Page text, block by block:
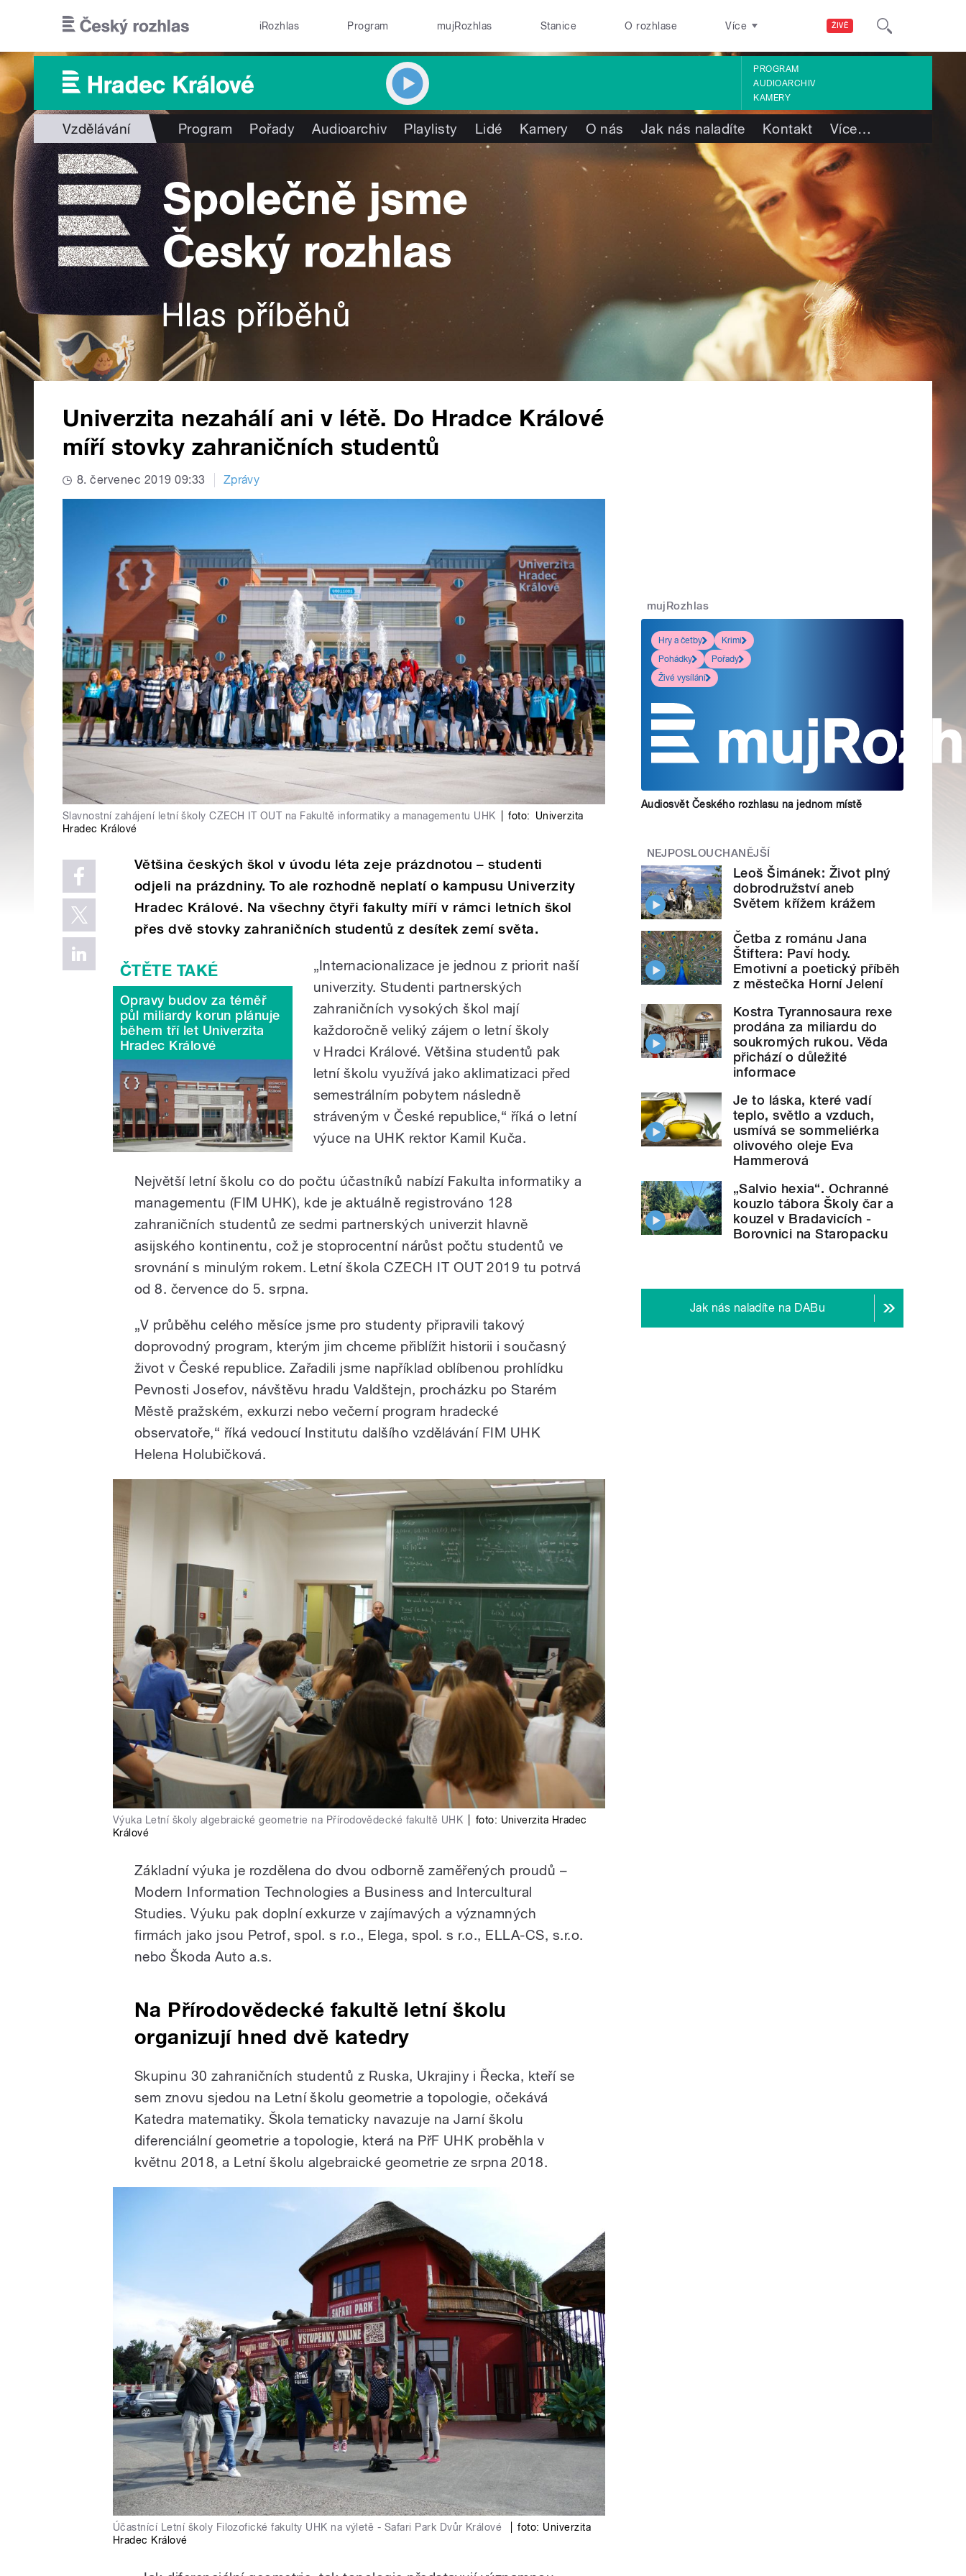
ŽIVĚ
iRozhlas Program mujRozhlas Stanice O rozhlase Více
PROGRAM
AUDIOARCHIV
KAMERY
Vzdělávání Program Pořady Audioarchiv Playlisty Lidé Kamery O nás Jak nás naladíte Kontakt Více…
Univerzita nezahálí ani v létě. Do Hradce Králové
míří stovky zahraničních studentů
8. červenec 2019 09:33 Zprávy
Slavnostní zahájení letní školy CZECH IT OUT na Fakultě informatiky a managementu UHK foto:
Univerzita
Hradec Králové
Většina českých škol v úvodu léta zeje prázdnotou – studenti
odjeli na prázdniny. To ale rozhodně neplatí o kampusu Univerzity
Hradec Králové. Na všechny čtyři fakulty míří v rámci letních škol
přes dvě stovky zahraničních studentů z desítek zemí světa.
Opravy budov za téměř
půl miliardy korun plánuje
během tří let Univerzita
Hradec Králové
„Internacionalizace je jednou z priorit naší
univerzity. Studenti partnerských
zahraničních vysokých škol mají
každoročně veliký zájem o letní školy
v Hradci Králové. Většina studentů pak
letní školu využívá jako aklimatizaci před
semestrálním pobytem následně
stráveným v České republice,“ říká o letní
výuce na UHK rektor Kamil Kuča.
Největší letní školu co do počtu účastníků nabízí Fakulta informatiky a
managementu (FIM UHK), kde je aktuálně registrováno 128
zahraničních studentů ze sedmi partnerských univerzit hlavně
asijského kontinentu, což je stoprocentní nárůst počtu studentů ve
srovnání s minulým rokem. Letní škola CZECH IT OUT 2019 tu potrvá
od 8. července do 5. srpna.
„V průběhu celého měsíce jsme pro studenty připravili takový
doprovodný program, kterým jim chceme přiblížit historii i současný
život v České republice. Zařadili jsme například oblíbenou prohlídku
Pevnosti Josefov, návštěvu hradu Valdštejn, procházku po Starém
Městě pražském, exkurzi nebo večerní program hradecké
observatoře,“ říká vedoucí Institutu dalšího vzdělávání FIM UHK
Helena Holubičková.
Výuka Letní školy algebraické geometrie na Přírodovědecké fakultě UHK foto: Univerzita Hradec
Králové
Základní výuka je rozdělena do dvou odborně zaměřených proudů –
Modern Information Technologies a Business and Intercultural
Studies. Výuku pak doplní exkurze v zajímavých a významných
firmách jako jsou Petrof, spol. s r.o., Elega, spol. s r.o., ELLA-CS, s.r.o.
nebo Škoda Auto a.s.
Na Přírodovědecké fakultě letní školu
organizují hned dvě katedry
Skupinu 30 zahraničních studentů z Ruska, Ukrajiny i Řecka, kteří se
sem znovu sjedou na Letní školu geometrie a topologie, očekává
Katedra matematiky. Škola tematicky navazuje na Jarní školu
diferenciální geometrie a topologie, která na PřF UHK proběhla v
květnu 2018, a Letní školu algebraické geometrie ze srpna 2018.
Účastnící Letní školy Filozofické fakulty UHK na výletě - Safari Park Dvůr Králové foto: Univerzita
Hradec Králové
mujRozhlas
Hry a četby
Krimi
Pohádky
Pořady
Živé vysílání
Audiosvět Českého rozhlasu na jednom místě
NEJPOSLOUCHANĚJŠÍ
Leoš Šimánek: Život plný
dobrodružství aneb
Světem křížem krážem
Četba z románu Jana
Štiftera: Paví hody.
Emotivní a poetický příběh
z městečka Horní Jelení
Kostra Tyrannosaura rexe
prodána za miliardu do
soukromých rukou. Věda
přichází o důležité
informace
Je to láska, které vadí
teplo, světlo a vzduch,
usmívá se sommeliérka
olivového oleje Eva
Hammerová
„Salvio hexia“. Ochranné
kouzlo tábora Školy čar a
kouzel v Bradavicích -
Borovnici na Staropacku
Jak nás naladíte na DABu